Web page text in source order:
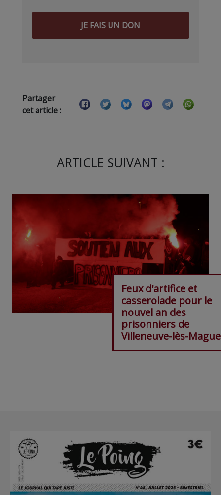
JE FAIS UN DON
Partager
cet article :
ARTICLE SUIVANT :
Feux d'artifice et
casserolade pour le
nouvel an des
prisonniers de
Villeneuve-lès-